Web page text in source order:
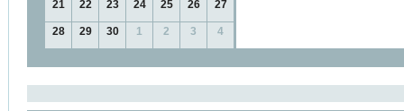
21 22 23 24 25 26 27
28 29 30 1 2 3 4